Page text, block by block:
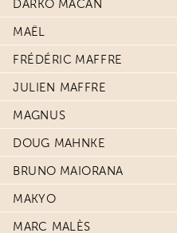
DARKO MACAN
MAËL
FRÉDÉRIC MAFFRE
JULIEN MAFFRE
MAGNUS
DOUG MAHNKE
BRUNO MAIORANA
MAKYO
MARC MALÈS